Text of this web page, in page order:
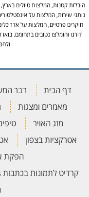
הובלות קטנות, המלצות טיולים
נותני שירות, המלצות על
חוקרים פרטיים, המלצות על
דורגו והומלצו כטובים בתחומם.
דף הבית דבר
מאמרים ומצגות
מזג האויר
אטרקציות בצפון
הפקת
קרדיט לתמונות בכתבות depositphotos